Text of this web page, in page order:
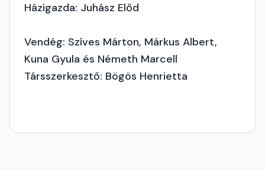
Házigazda: Juhász Előd
Vendég: Szíves Márton, Márkus Albert,
Kuna Gyula és Németh Marcell
Társszerkesztő: Bögös Henrietta